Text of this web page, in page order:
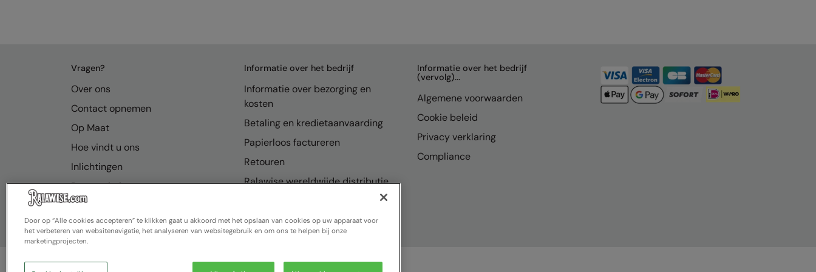
Vragen?
Over ons
Contact opnemen
Op Maat
Hoe vindt u ons
Inlichtingen
Bronnenhub
FAQ
Informatie over het bedrijf
Informatie over bezorging en
kosten
Betaling en kredietaanvaarding
Papierloos factureren
Retouren
Ralawise wereldwijde distributie
Informatie over het bedrijf
(vervolg)...
Algemene voorwaarden
Cookie beleid
Privacy verklaring
Compliance
Door op “Alle cookies accepteren” te klikken gaat u akkoord met het opslaan van cookies op uw apparaat voor
het verbeteren van websitenavigatie, het analyseren van websitegebruik en om ons te helpen bij onze
marketingprojecten.